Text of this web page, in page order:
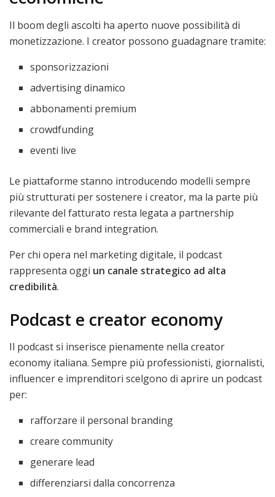
Il boom degli ascolti ha aperto nuove possibilità di
monetizzazione. I creator possono guadagnare tramite:
sponsorizzazioni
advertising dinamico
abbonamenti premium
crowdfunding
eventi live
Le piattaforme stanno introducendo modelli sempre
più strutturati per sostenere i creator, ma la parte più
rilevante del fatturato resta legata a partnership
commerciali e brand integration.
Per chi opera nel marketing digitale, il podcast
rappresenta oggi un canale strategico ad alta
credibilità.
Podcast e creator economy
Il podcast si inserisce pienamente nella creator
economy italiana. Sempre più professionisti, giornalisti,
influencer e imprenditori scelgono di aprire un podcast
per:
rafforzare il personal branding
creare community
generare lead
differenziarsi dalla concorrenza